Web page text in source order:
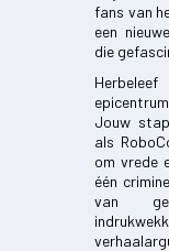
fans van
een
die
Jouw
als
om vrede
één
van